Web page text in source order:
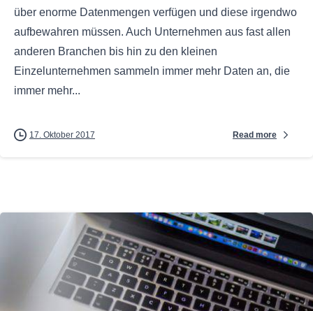
über enorme Datenmengen verfügen und diese irgendwo
aufbewahren müssen. Auch Unternehmen aus fast allen
anderen Branchen bis hin zu den kleinen
Einzelunternehmen sammeln immer mehr Daten an, die
immer mehr...
17. Oktober 2017 Read more